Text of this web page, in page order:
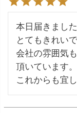
本日届きました
とてもきれいで
会社の雰囲気
頂いています。
これからも宜